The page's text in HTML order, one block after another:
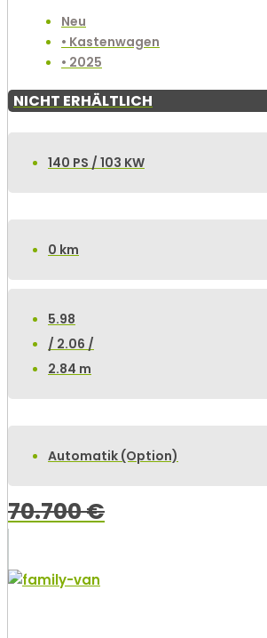
Neu
• Kastenwagen
• 2025
NICHT ERHÄLTLICH
140 PS / 103 KW
0 km
5.98
/ 2.06 /
2.84 m
Automatik (Option)
70.700€